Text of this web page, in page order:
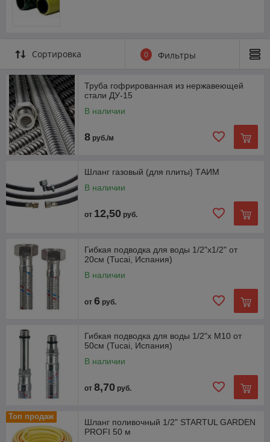
Сортировка 0 Фильтры
Труба гофрированная из нержавеющей
стали ДУ-15
В наличии
8 руб./м
Шланг газовый (для плиты) ТАИМ
В наличии
от 12,50 руб.
Гибкая подводка для воды 1/2"х1/2" от
20см (Tucai, Испания)
В наличии
от 6 руб.
Гибкая подводка для воды 1/2"х М10 от
50см (Tucai, Испания)
В наличии
от 8,70 руб.
Топ продаж
Шланг поливочный 1/2" STARTUL GARDEN
PROFI 50 м